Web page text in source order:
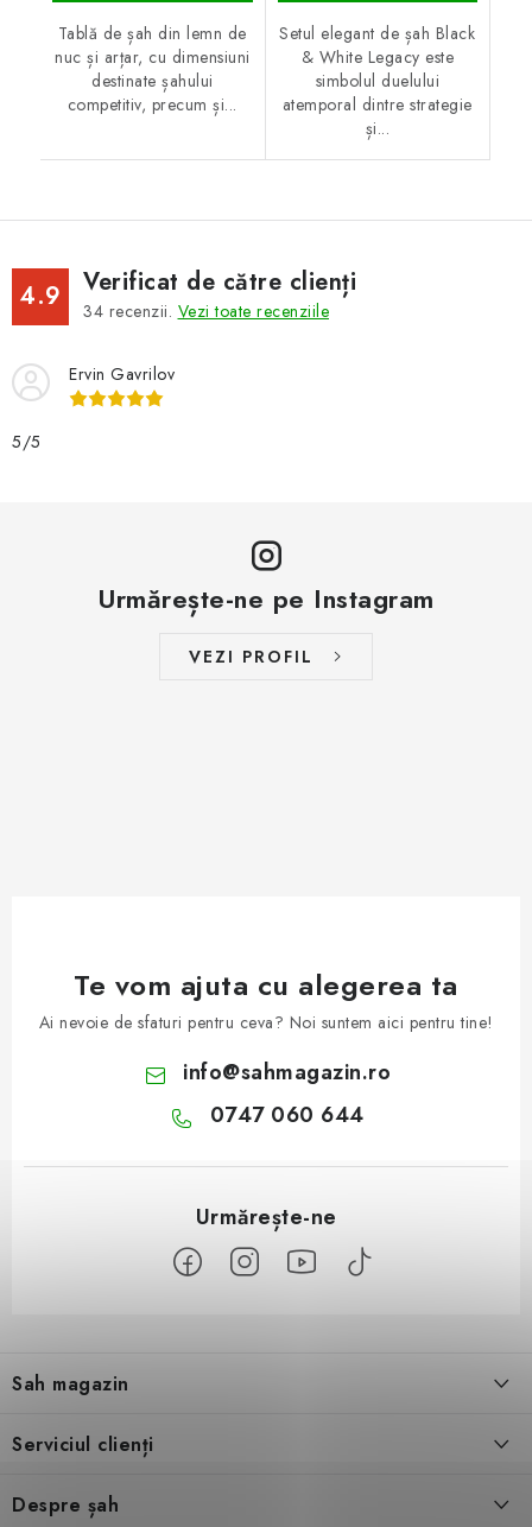
Tablă de șah din lemn de
nuc și arțar, cu dimensiuni
destinate șahului
competitiv, precum și...
Setul elegant de șah Black
& White Legacy este
simbolul duelului
atemporal dintre strategie
și...
4.9 Verificat de către clienți
34 recenzii. Vezi toate recenziile
Ervin Gavrilov
5/5
Urmărește-ne pe Instagram
VEZI PROFIL
Te vom ajuta cu alegerea ta
Ai nevoie de sfaturi pentru ceva? Noi suntem aici pentru tine!
info@sahmagazin.ro
0747 060 644
b
o
Sah magazin
Serviciul clienți
Condiţii generale de vânzare
Despre șah